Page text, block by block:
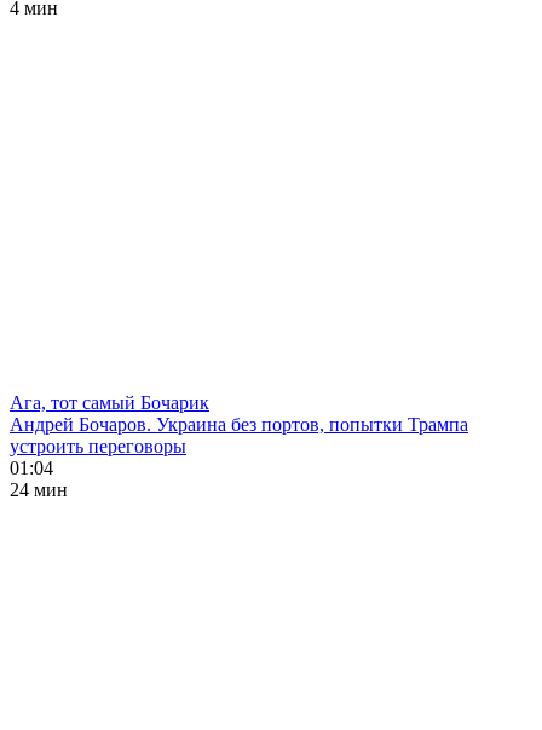
4 мин
Ага, тот самый Бочарик
Андрей Бочаров. Украина без портов, попытки Трампа
устроить переговоры
01:04
24 мин